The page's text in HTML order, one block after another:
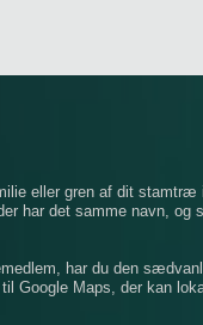
eller gren af ​​dit
har det samme navn, og
har du den
Google Maps, der kan